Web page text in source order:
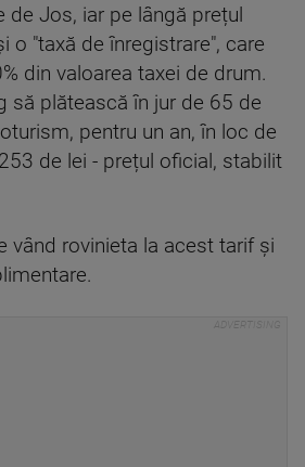
de Jos, iar pe lângă prețul
o "taxă de înregistrare", care
din valoarea taxei de drum.
să plătească în jur de 65 de
pentru un an, în loc de
de lei - prețul oficial, stabilit
vând rovinieta la acest tarif și